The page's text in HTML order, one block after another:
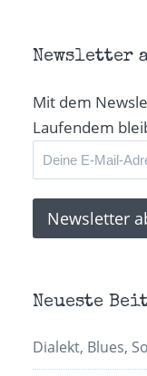
Newsletter
Mit dem
Laufendem
Neueste
Dialekt, Blues,